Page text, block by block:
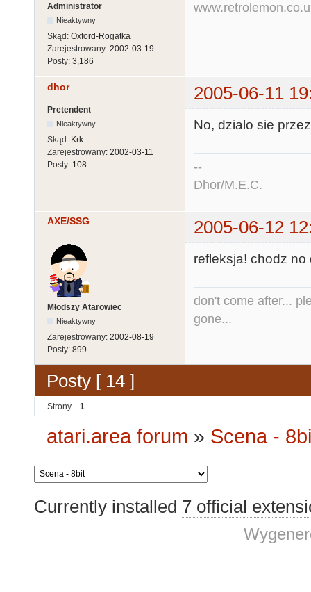
Administrator
Nieaktywny
Skąd: Oxford-Rogatka
Zarejestrowany: 2002-03-19
Posty: 3,186
dhor 2005-06-11
Pretendent
Nieaktywny
Skąd: Krk
Zarejestrowany: 2002-03-11
Posty: 108
No, dzialo sie
--
Dhor/M.E.C.
AXE/SSG 2005-06-12
Młodszy Atarowiec
Nieaktywny
Zarejestrowany: 2002-08-19
Posty: 899
refleksja! chodz
don't come after...
gone...
Posty [ 14 ]
Strony 1
atari.area forum » Scena -
Currently installed 7 official